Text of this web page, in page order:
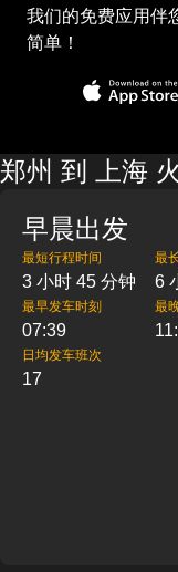
我们的免费应用伴
简单！
郑州 到 上海
早晨出发
最短行程时间
3 小时 45 分钟
最
6
最早发车时刻
07:39
最
日均发车班次
17